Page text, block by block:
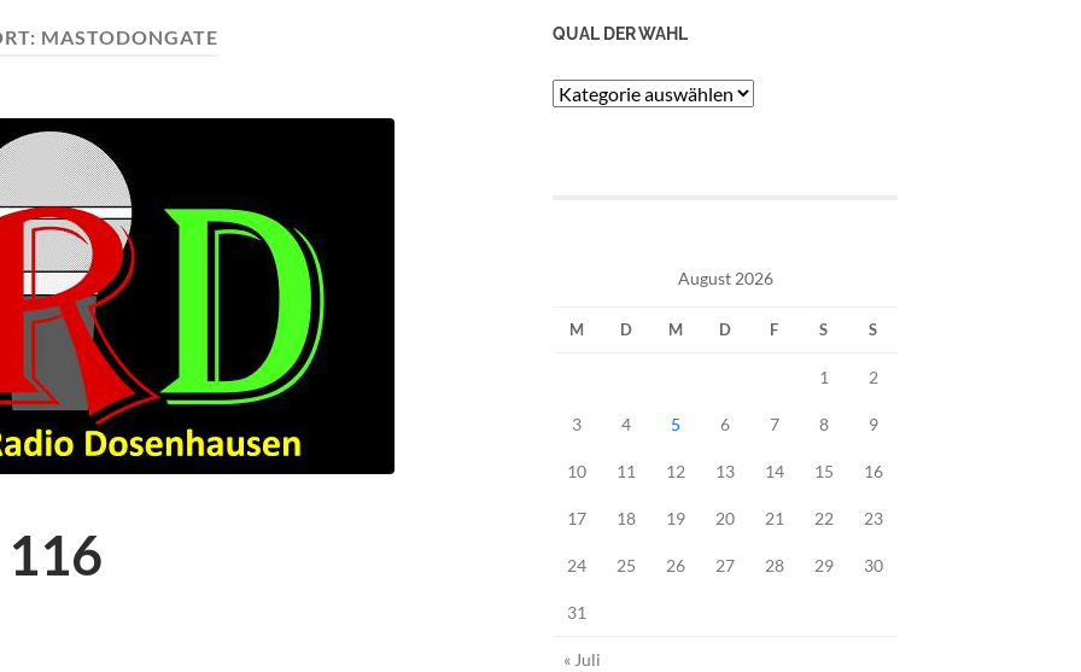
MASTODONGATE QUAL DER WAHL
Qual
August 2026
M D M D F S S
1 2
3 4 5 6 7 8 9
10 11 12 13 14 15 16
17 18 19 20 21 22 23
24 25 26 27 28 29 30
31
« Juli